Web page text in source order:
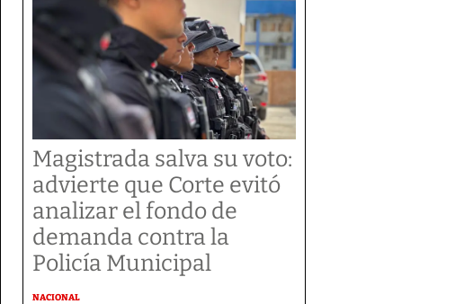
Magistrada salva su voto:
advierte que Corte evitó
analizar el fondo de
demanda contra la
Policía Municipal
NACIONAL